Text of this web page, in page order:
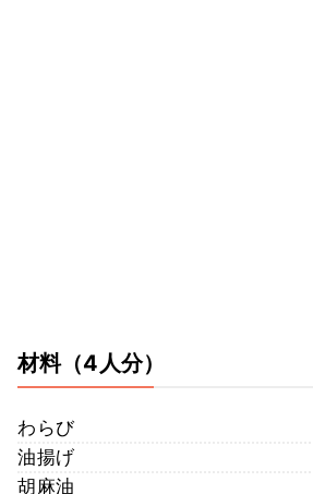
材料（4人分）
わらび
油揚げ
胡麻油